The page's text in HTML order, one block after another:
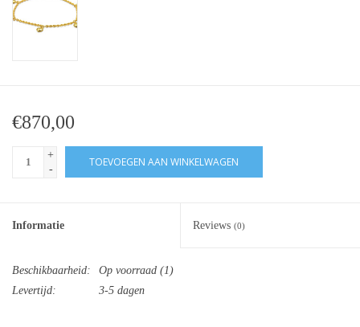
Exclusieve ringen
€870,00
+
-
TOEVOEGEN AAN WINKELWAGEN
Informatie Reviews (0)
Beschikbaarheid: Op voorraad (1)
Levertijd:
3-5 dagen